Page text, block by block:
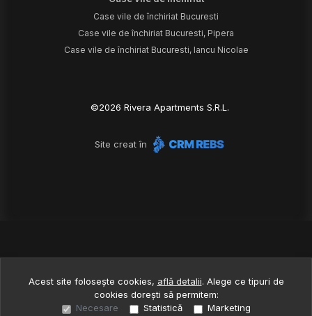
Case vile de închiriat Bucuresti
Case vile de închiriat Bucuresti, Pipera
Case vile de închiriat Bucuresti, Iancu Nicolae
©2026 Rivera Apartments S.R.L.
Site creat în
Acest site folosește cookies, află detalii. Alege ce tipuri de
cookies dorești să permitem:
Necesare
Statistică Marketing